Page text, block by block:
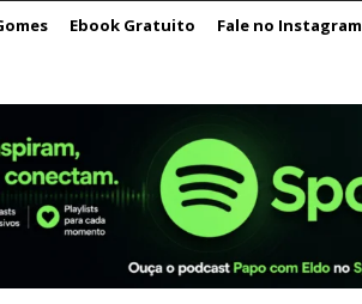
Ebook Gratuito Fale no Instagram